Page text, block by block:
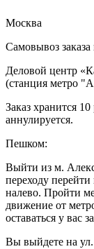
Москва
Самовывоз
Деловой центр
(станция метро
Заказ хранится
аннулируется.
Пешком:
Выйти из м.
переходу перейти
налево. Пройти
движение от
оставаться у вас
Вы выйдете на